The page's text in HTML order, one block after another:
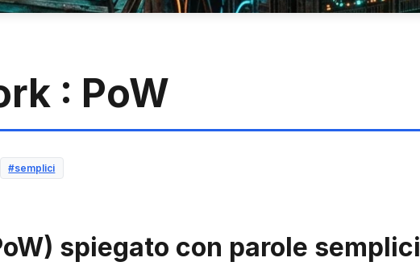
: PoW
#semplici
spiegato con parole semplici